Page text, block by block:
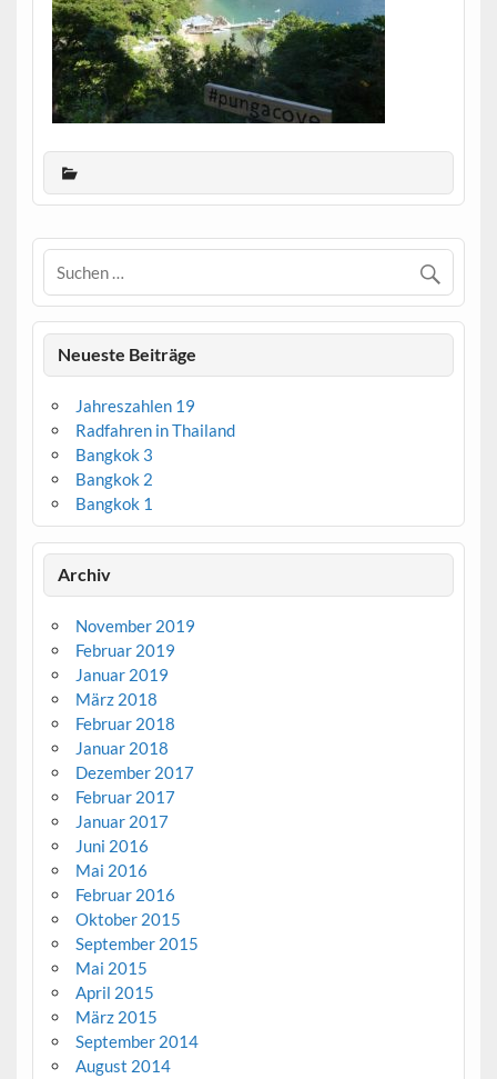
Neueste Beiträge
Jahreszahlen 19
Radfahren in Thailand
Bangkok 3
Bangkok 2
Bangkok 1
Archiv
November 2019
Februar 2019
Januar 2019
März 2018
Februar 2018
Januar 2018
Dezember 2017
Februar 2017
Januar 2017
Juni 2016
Mai 2016
Februar 2016
Oktober 2015
September 2015
Mai 2015
April 2015
März 2015
September 2014
August 2014